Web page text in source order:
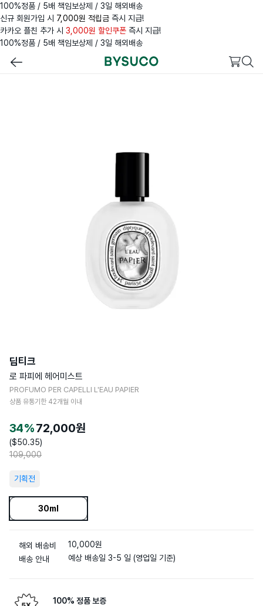
100%정품 / 5배 책임보상제 / 3일 해외배송
신규 회원가입 시 7,000원 적립금 즉시 지급!
카카오 플친 추가 시 3,000원 할인쿠폰 즉시 지급!
100%정품 / 5배 책임보상제 / 3일 해외배송
딥티크
로 파피에 헤어미스트
PROFUMO PER CAPELLI L'EAU PAPIER
상품 유통기한 42개월 이내
34%72,000원
($50.35)
109,000
기획전
30ml
해외 배송비
10,000원
배송 안내
예상 배송일 3-5 일 (영업일 기준)
100% 정품 보증